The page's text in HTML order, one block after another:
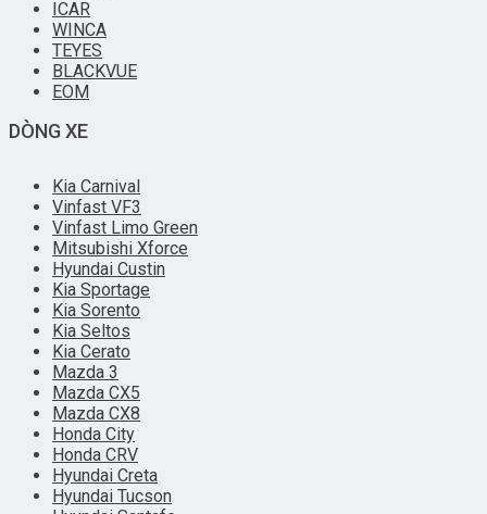
ICAR
WINCA
TEYES
BLACKVUE
EOM
DÒNG XE
Kia Carnival
Vinfast VF3
Vinfast Limo Green
Mitsubishi Xforce
Hyundai Custin
Kia Sportage
Kia Sorento
Kia Seltos
Kia Cerato
Mazda 3
Mazda CX5
Mazda CX8
Honda City
Honda CRV
Hyundai Creta
Hyundai Tucson